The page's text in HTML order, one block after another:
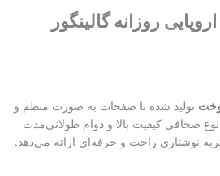
روزانه گالینگور
تولید شده تا صفحات به صورت منظم و
نوع صحافی کیفیت بالا و دوام طولانی‌مدت
نوشتاری راحت و حرفه‌ای ارائه می‌دهد.